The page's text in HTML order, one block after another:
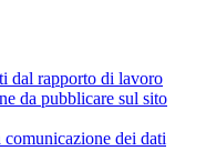
dal rapporto di lavoro
da pubblicare sul sito
comunicazione dei dati